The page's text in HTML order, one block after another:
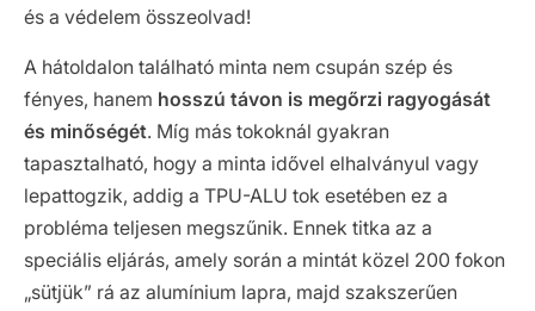
és a védelem összeolvad!
A hátoldalon található minta nem csupán szép és
fényes, hanem hosszú távon is megőrzi ragyogását
és minőségét. Míg más tokoknál gyakran
tapasztalható, hogy a minta idővel elhalványul vagy
lepattogzik, addig a TPU-ALU tok esetében ez a
probléma teljesen megszűnik. Ennek titka az a
speciális eljárás, amely során a mintát közel 200 fokon
„sütjük” rá az alumínium lapra, majd szakszerűen